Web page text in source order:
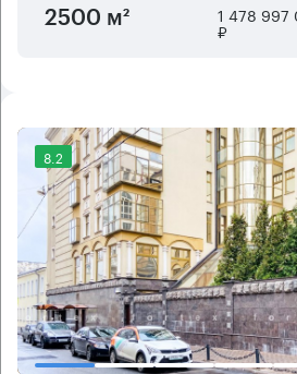
2500 м² 1 478
₽
8.2